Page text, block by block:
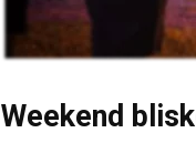
Weekend